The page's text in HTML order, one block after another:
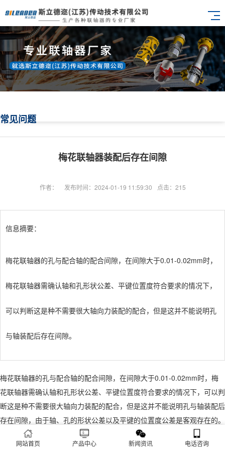
常见问题
梅花联轴器装配后存在间隙
作者： 发布时间：2024-01-19 11:59:30 点击：215
信息摘要：
梅花联轴器的孔与配合轴的配合间隙，在间隙大于0.01-0.02mm时，
梅花联轴器需确认轴和孔形状公差、平键位置度符合要求的情况下，
可以判断这是种不需要很大轴向力装配的配合，但是这并不能说明孔
与轴装配后存在间隙。
梅花联轴器的孔与配合轴的配合间隙，在间隙大于0.01-0.02mm时， 梅
花联轴器需确认轴和孔形状公差、平键位置度符合要求的情况下，可以判
断这是种不需要很大轴向力装配的配合，但是这并不能说明孔与轴装配后
存在间隙，由于轴、孔的形状公差以及平键的位置度公差是客观存在的。
在零件的加工的过程，平键的位置度公差相对大一些，对装配造成影响的
网站首页 产品中心 新闻资讯 电话咨询